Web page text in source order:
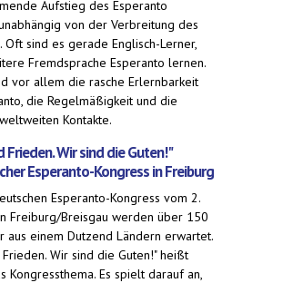
Aufstieg des Esperanto
von der Verbreitung des
Oft sind es gerade Englisch-Lerner,
Fremdsprache Esperanto lernen.
vor allem die rasche Erlernbarkeit
die Regelmäßigkeit und die
Kontakte.
Frieden. Wir sind die Guten!"
Esperanto-Kongress in Freiburg
Esperanto-Kongress vom 2.
Freiburg/Breisgau werden über 150
aus einem Dutzend Ländern erwartet.
Wir sind die Guten!" heißt
Kongressthema. Es spielt darauf an,